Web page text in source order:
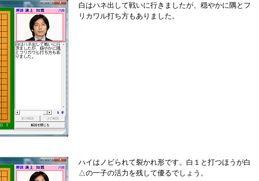
白はハネ出して戦いに行きましたが、穏やかに隅とフ
リカワル打ち方もありました。
ハイはノビられて裂かれ形です。白１と打つほうが白
△の一子の活力を残して優るでしょう。